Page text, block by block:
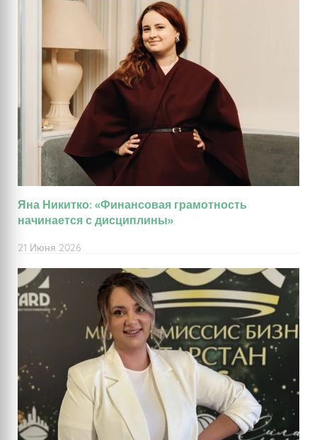
Яна Никитко: «Финансовая грамотность
начинается с дисциплины»
21 Июня 2026